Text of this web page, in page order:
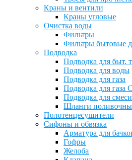
Краны и вентили
Краны угловые
Очистка воды
Фильтры
Фильтры бытовые
Подводка
Подводка для быт.
Подводка для воды
Подводка для газа
Подводка для
Подводка для
Шланги
Полотенцесушители
Сифоны и обвязка
Арматура для
Гофры
Желоба